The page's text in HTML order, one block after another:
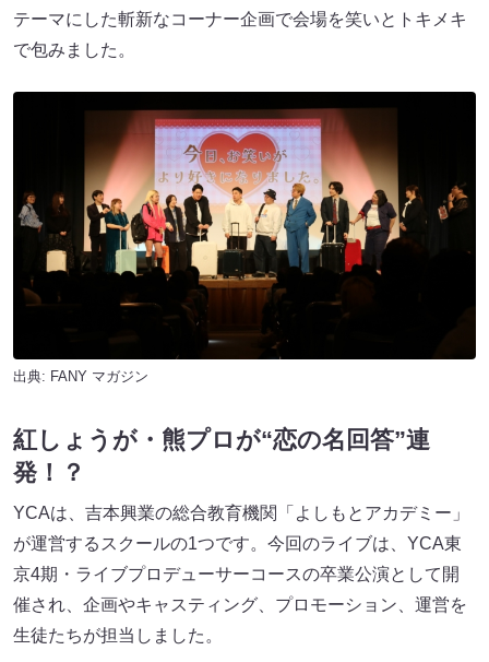
テーマにした斬新なコーナー企画で会場を笑いとトキメキ
で包みました。
出典: FANY マガジン
紅しょうが・熊プロが“恋の名回答”連
発！？
YCAは、吉本興業の総合教育機関「よしもとアカデミー」
が運営するスクールの1つです。今回のライブは、YCA東
京4期・ライブプロデューサーコースの卒業公演として開
催され、企画やキャスティング、プロモーション、運営を
生徒たちが担当しました。